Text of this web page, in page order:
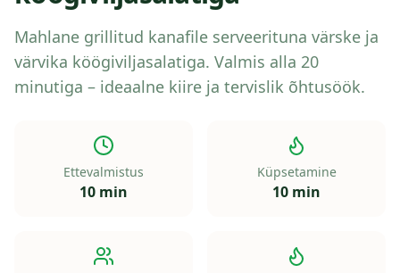
Mahlane grillitud kanafile serveerituna värske ja
värvika köögiviljasalatiga. Valmis alla 20
minutiga – ideaalne kiire ja tervislik õhtusöök.
Ettevalmistus
10 min
Küpsetamine
10 min